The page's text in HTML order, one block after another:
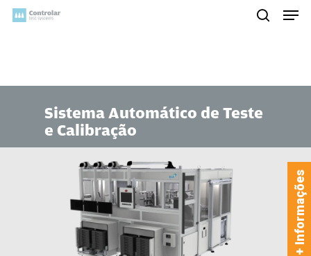
Skip
Sistema Automático de Teste
e Calibração
+ Informações